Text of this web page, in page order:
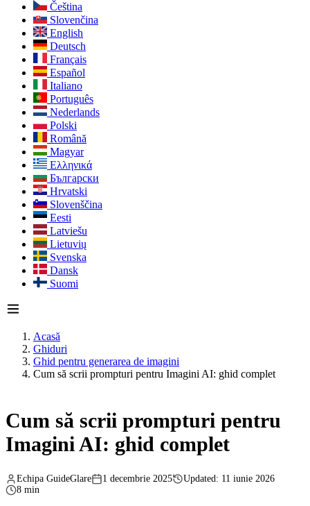
Čeština
Slovenčina
English
Deutsch
Français
Español
Italiano
Português
Nederlands
Polski
Română
Magyar
Ελληνικά
Български
Hrvatski
Slovenščina
Eesti
Latviešu
Lietuvių
Svenska
Dansk
Suomi
Acasă
Ghiduri
Ghid pentru generarea de imagini
Cum să scrii prompturi pentru Imagini AI: ghid complet
Cum să scrii prompturi pentru
Imagini AI: ghid complet
Echipa GuideGlare 1 decembrie 2025
Updated: 11 iunie 2026
8 min